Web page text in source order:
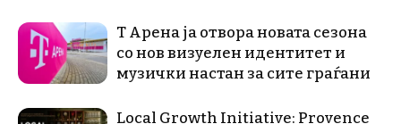
Т Арена ја отвора новата сезона
со нов визуелен идентитет и
музички настан за сите граѓани
Local Growth Initiative: Provence